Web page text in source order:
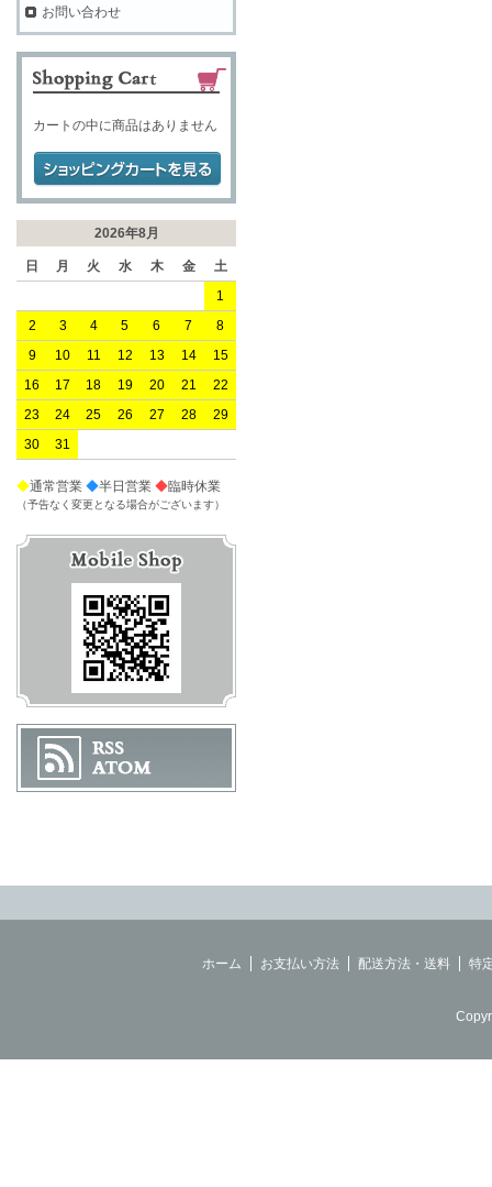
お問い合わせ
カートの中に商品はありません
2026年8月
日 月 火 水 木 金
土
1
2
3 4 5 6 7
8
9
10 11 12 13 14
15
16
17 18 19 20 21
22
23
24 25 26 27 28
29
30
31
◆通常営業 ◆半日営業 ◆臨時休業
（予告なく変更となる場合がございます）
ホーム お支払い方法 配送方法・送料 特